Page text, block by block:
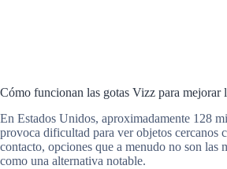
Cómo funcionan las gotas Vizz para mejorar
En Estados Unidos, aproximadamente 128
provoca dificultad para ver objetos cercanos
contacto, opciones que a menudo no son las
como una alternativa notable.